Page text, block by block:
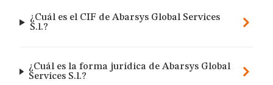
¿Cuál es el CIF de Abarsys Global Services
S.l.?
¿Cuál es la forma jurídica de Abarsys Global
Services S.l.?